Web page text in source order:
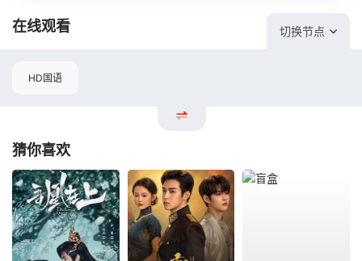
在线观看 切换节点
HD国语
猜你喜欢